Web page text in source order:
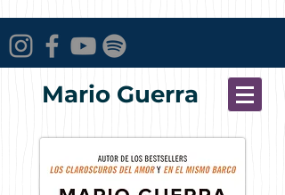
Mario Guerra